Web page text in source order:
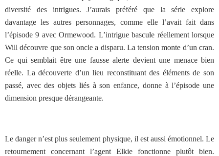
diversité des intrigues. J’aurais préféré que la série explore
davantage les autres personnages, comme elle l’avait fait dans
l’épisode 9 avec Ormewood. L’intrigue bascule réellement lorsque
Will découvre que son oncle a disparu. La tension monte d’un cran.
Ce qui semblait être une fausse alerte devient une menace bien
réelle. La découverte d’un lieu reconstituant des éléments de son
passé, avec des objets liés à son enfance, donne à l’épisode une
dimension presque dérangeante.
Le danger n’est plus seulement physique, il est aussi émotionnel. Le
retournement concernant l’agent Elkie fonctionne plutôt bien.